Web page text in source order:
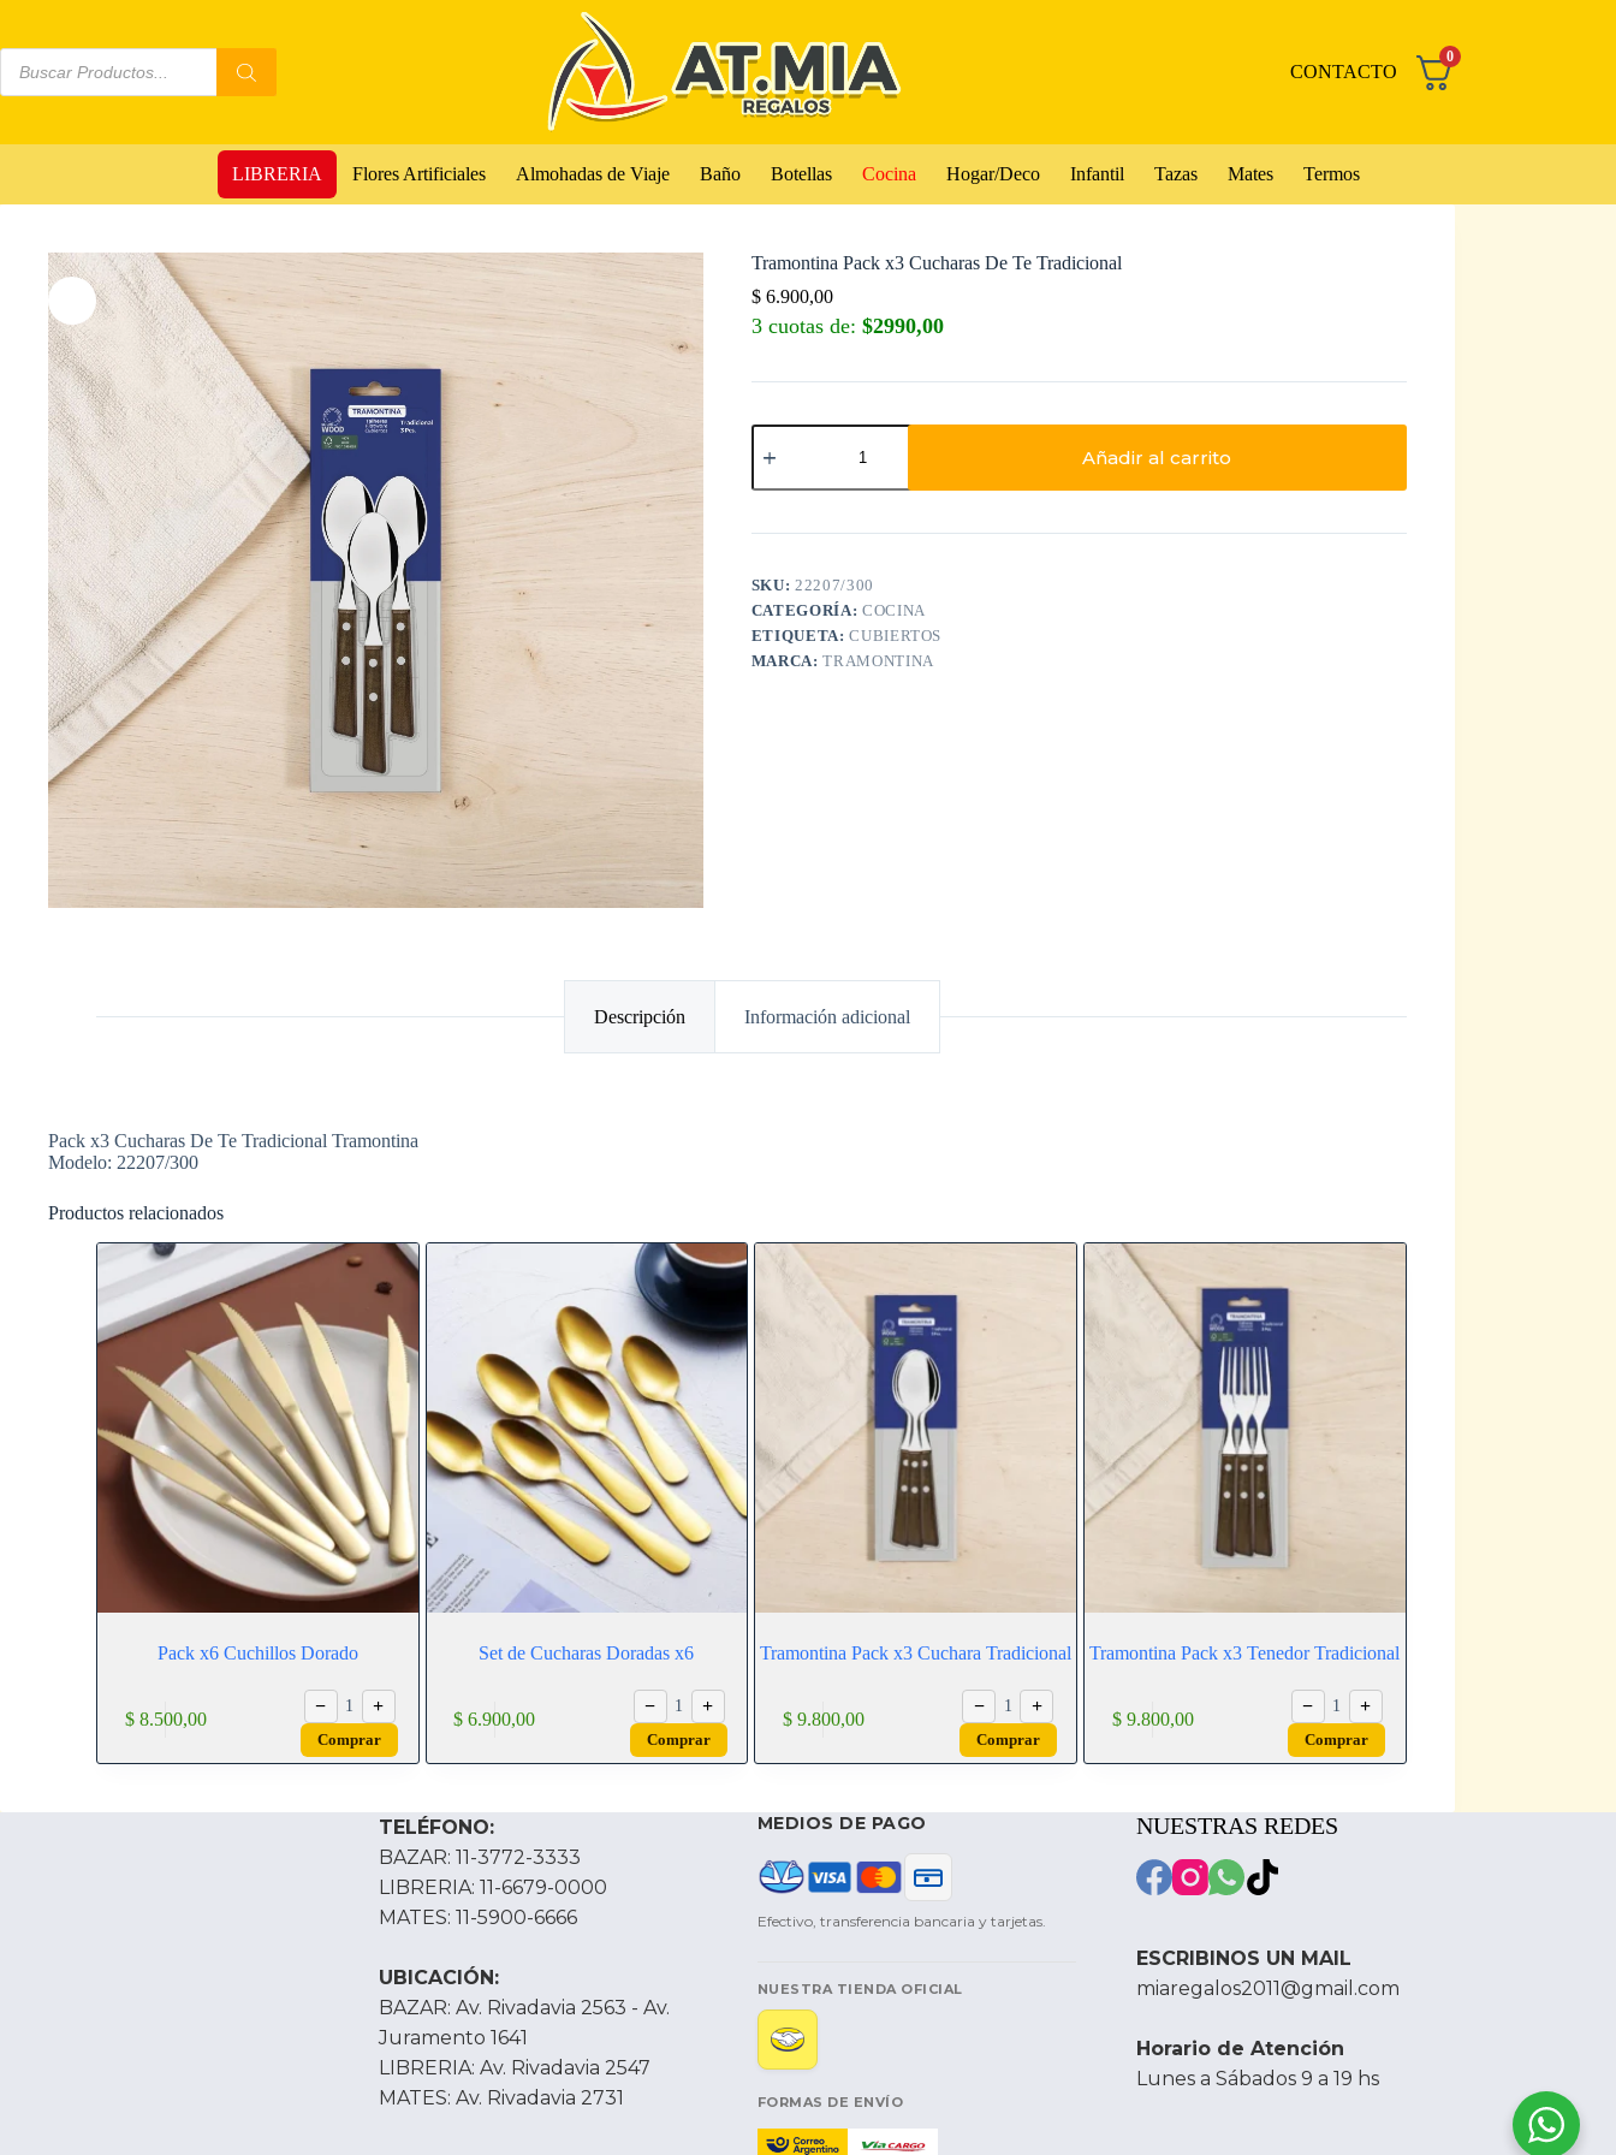
CONTACTO
0
LIBRERIA Flores Artificiales Almohadas de Viaje Baño Botellas Cocina Hogar/Deco Infantil Tazas Mates Termos
Tramontina Pack x3 Cucharas De Te Tradicional
$6.900,00
3 cuotas de: $2990,00
Añadir al carrito
SKU:22207/300
CATEGORÍA: COCINA
ETIQUETA:CUBIERTOS
MARCA:TRAMONTINA
Descripción Información adicional
Pack x3 Cucharas De Te Tradicional Tramontina
Modelo: 22207/300
Productos relacionados
Pack x6 Cuchillos Dorado
$8.500,00
− 1 +
Comprar
Set de Cucharas Doradas x6
$ 6.900,00
− 1 +
Comprar
Tramontina Pack x3 Cuchara Tradicional
$9.800,00
− 1 +
Comprar
Tramontina Pack x3 Tenedor Tradicional
$9.800,00
− 1 +
Comprar
TELÉFONO:
BAZAR: 11-3772-3333
LIBRERIA: 11-6679-0000
MATES: 11-5900-6666
UBICACIÓN:
BAZAR: Av. Rivadavia 2563 - Av.
Juramento 1641
LIBRERIA: Av. Rivadavia 2547
MATES: Av. Rivadavia 2731
MEDIOS DE PAGO
Efectivo, transferencia bancaria y tarjetas.
NUESTRA TIENDA OFICIAL
FORMAS DE ENVÍO
NUESTRAS REDES
ESCRIBINOS UN MAIL
miaregalos2011@gmail.com
Horario de Atención
Lunes a Sábados 9 a 19 hs